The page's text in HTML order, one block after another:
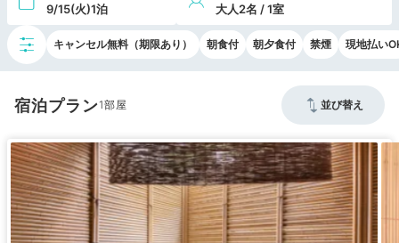
9/15(火)1泊 大人2名 / 1室
キャンセル無料（期限あり） 朝食付 朝夕食付 禁煙 現地払い
宿泊プラン1 並び替え